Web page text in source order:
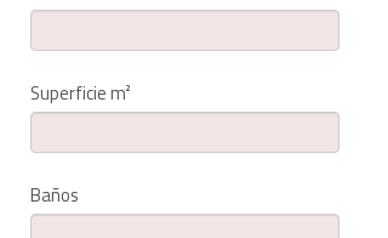
Superficie m²
Baños